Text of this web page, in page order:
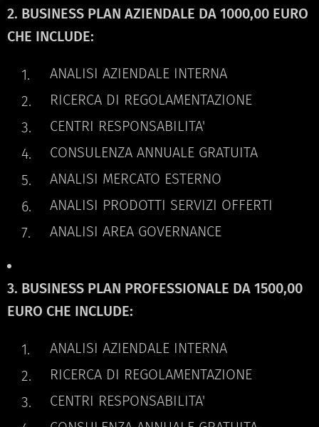
2. BUSINESS PLAN AZIENDALE DA 1000,00 EURO
CHE INCLUDE:
ANALISI AZIENDALE INTERNA
RICERCA DI REGOLAMENTAZIONE
CENTRI RESPONSABILITA'
CONSULENZA ANNUALE GRATUITA
ANALISI MERCATO ESTERNO
ANALISI PRODOTTI SERVIZI OFFERTI
ANALISI AREA GOVERNANCE
3. BUSINESS PLAN PROFESSIONALE DA 1500,00
EURO CHE INCLUDE:
ANALISI AZIENDALE INTERNA
RICERCA DI REGOLAMENTAZIONE
CENTRI RESPONSABILITA'